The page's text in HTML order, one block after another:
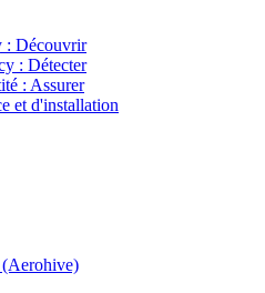
: Découvrir
: Détecter
: Assurer
et d'installation